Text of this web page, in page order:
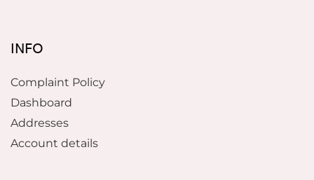
INFO
Complaint Policy
Dashboard
Addresses
Account details